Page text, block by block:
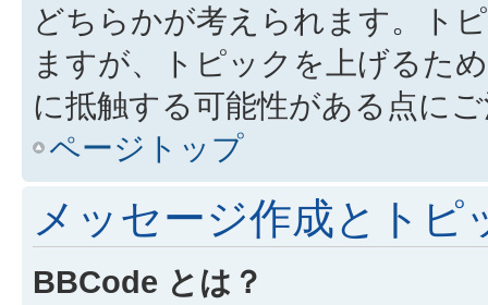
どちらかが考えられます。ト
ますが、トピックを上げるた
に抵触する可能性がある点に
ページトップ
メッセージ作成とトピ
BBCode とは？